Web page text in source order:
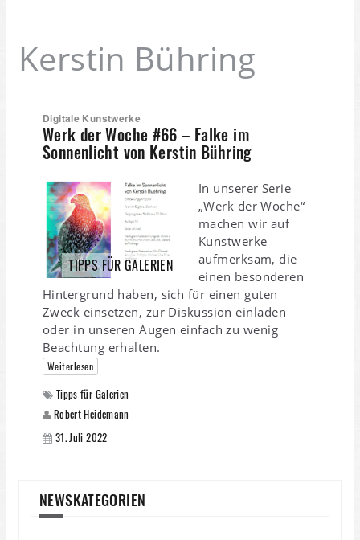
Kerstin Bühring
Digitale Kunstwerke
Werk der Woche #66 – Falke im
Sonnenlicht von Kerstin Bühring
TIPPS FÜR GALERIEN
In unserer Serie
„Werk der Woche“
machen wir auf
Kunstwerke
aufmerksam, die
einen besonderen
Hintergrund haben, sich für einen guten
Zweck einsetzen, zur Diskussion einladen
oder in unseren Augen einfach zu wenig
Beachtung erhalten.
Weiterlesen
Tipps für Galerien
Robert Heidemann
31. Juli 2022
NEWSKATEGORIEN